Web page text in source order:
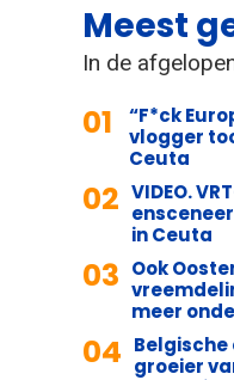
Meest
In de
01
“F*ck
vlogger
Ceuta
02 VIDEO.
in Ceuta
03 Ook
meer
04 Belgische
groeier